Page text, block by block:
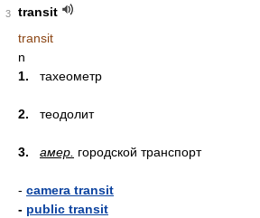
3
transit
transit
n
1. тахеометр
2. теодолит
3. амер. городской транспорт
- camera transit
- public transit